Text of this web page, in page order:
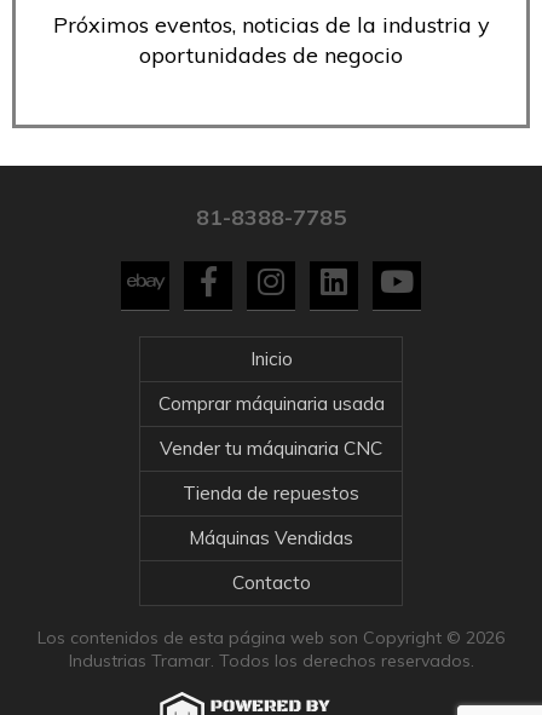
Próximos eventos, noticias de la industria y
oportunidades de negocio
81-8388-7785
Inicio
Comprar máquinaria usada
Vender tu máquinaria CNC
Tienda de repuestos
Máquinas Vendidas
Contacto
Los contenidos de esta página web son Copyright © 2026
Industrias Tramar. Todos los derechos reservados.